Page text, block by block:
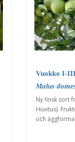
Vuokko I-
Malus
Ny finsk sort
Huvitus).
och